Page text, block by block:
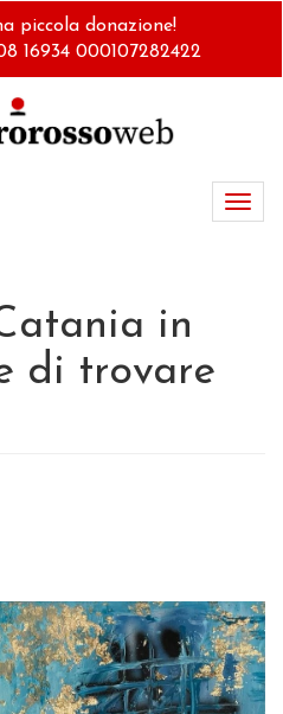
piccola donazione!
16934 000107282422
in
di trovare